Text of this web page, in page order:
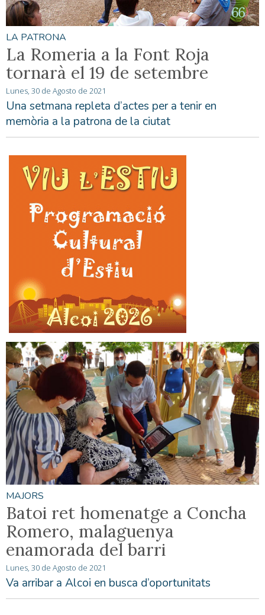
LA PATRONA
La Romeria a la Font Roja
tornarà el 19 de setembre
Lunes, 30 de Agosto de 2021
Una setmana repleta d’actes per a tenir en
memòria a la patrona de la ciutat
MAJORS
Batoi ret homenatge a Concha
Romero, malaguenya
enamorada del barri
Lunes, 30 de Agosto de 2021
Va arribar a Alcoi en busca d’oportunitats